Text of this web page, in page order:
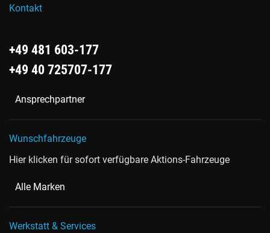
Kontakt
+49 481 603-177
+49 40 725707-177
Ansprechpartner
Wunschfahrzeuge
Hier klicken für sofort verfügbare Aktions-Fahrzeuge
Alle Marken
Werkstatt & Services